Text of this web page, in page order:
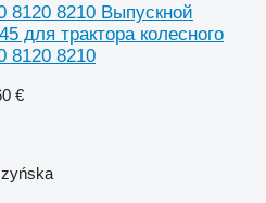
8120 8210 Выпускной
для трактора колесного
8120 8210
€